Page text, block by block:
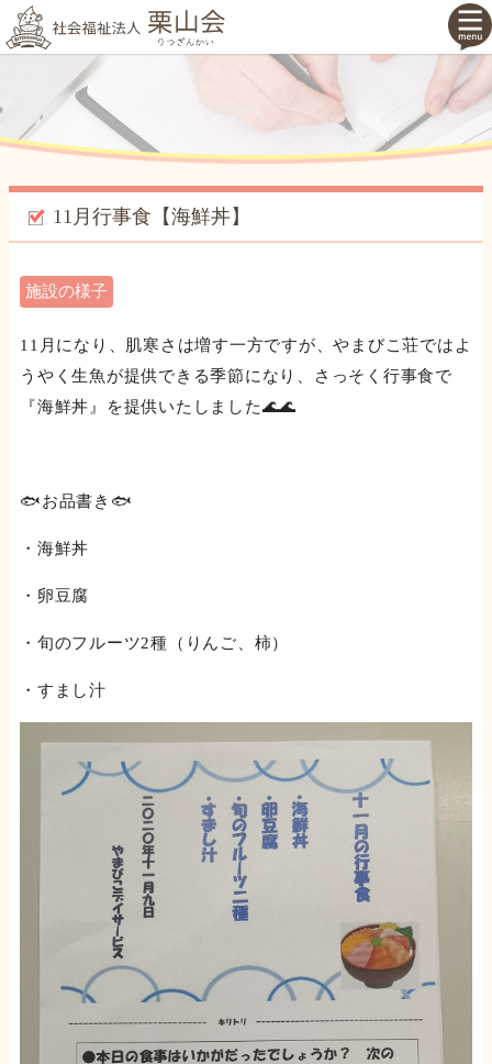
11月行事食【海鮮丼】
施設の様子
11月になり、肌寒さは増す一方ですが、やまびこ荘ではよ
うやく生魚が提供できる季節になり、さっそく行事食で
『海鮮丼』を提供いたしました🌊🌊
🐟お品書き🐟
・海鮮丼
・卵豆腐
・旬のフルーツ2種（りんご、柿）
・すまし汁